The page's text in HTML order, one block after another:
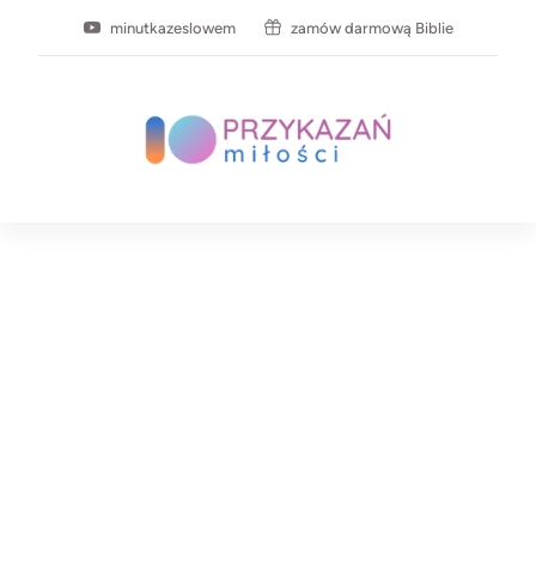
minutkazeslowem zamów darmową Biblie